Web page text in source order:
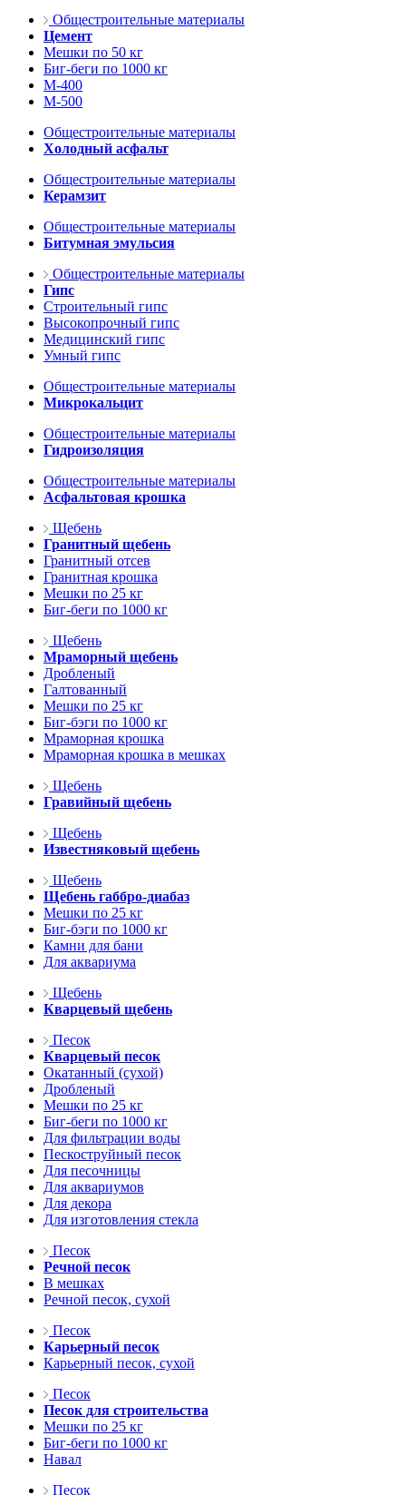
Общестроительные материалы
Цемент
Мешки по 50 кг
Биг-беги по 1000 кг
М-400
М-500
Общестроительные материалы
Холодный асфальт
Общестроительные материалы
Керамзит
Общестроительные материалы
Битумная эмульсия
Общестроительные материалы
Гипс
Строительный гипс
Высокопрочный гипс
Медицинский гипс
Умный гипс
Общестроительные материалы
Микрокальцит
Общестроительные материалы
Гидроизоляция
Общестроительные материалы
Асфальтовая крошка
Щебень
Гранитный щебень
Гранитный отсев
Гранитная крошка
Мешки по 25 кг
Биг-беги по 1000 кг
Щебень
Мраморный щебень
Дробленый
Галтованный
Мешки по 25 кг
Биг-бэги по 1000 кг
Мраморная крошка
Мраморная крошка в мешках
Щебень
Гравийный щебень
Щебень
Известняковый щебень
Щебень
Щебень габбро-диабаз
Мешки по 25 кг
Биг-бэги по 1000 кг
Камни для бани
Для аквариума
Щебень
Кварцевый щебень
Песок
Кварцевый песок
Окатанный (сухой)
Дробленый
Мешки по 25 кг
Биг-беги по 1000 кг
Для фильтрации воды
Пескоструйный песок
Для песочницы
Для аквариумов
Для декора
Для изготовления стекла
Песок
Речной песок
В мешках
Речной песок, сухой
Песок
Карьерный песок
Карьерный песок, сухой
Песок
Песок для строительства
Мешки по 25 кг
Биг-беги по 1000 кг
Навал
Песок